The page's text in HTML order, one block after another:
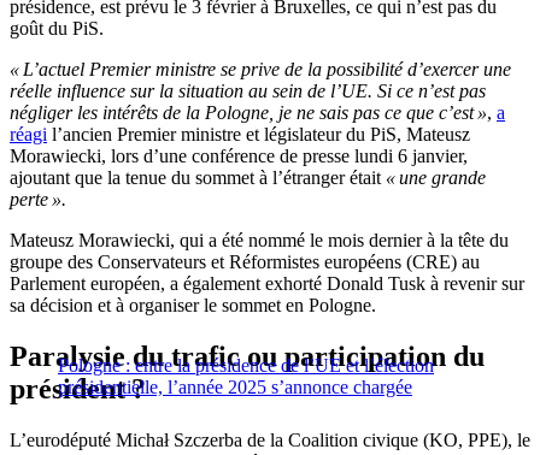
présidence, est prévu le 3 février à Bruxelles, ce qui n’est pas du
goût du PiS.
« L’actuel Premier ministre se prive de la possibilité d’exercer une
réelle influence sur la situation au sein de l’UE. Si ce n’est pas
négliger les intérêts de la Pologne, je ne sais pas ce que c’est », a
réagi l’ancien Premier ministre et législateur du PiS, Mateusz
Morawiecki, lors d’une conférence de presse lundi 6 janvier,
ajoutant que la tenue du sommet à l’étranger était « une grande
perte ».
Mateusz Morawiecki, qui a été nommé le mois dernier à la tête du
groupe des Conservateurs et Réformistes européens (CRE) au
Parlement européen, a également exhorté Donald Tusk à revenir sur
sa décision et à organiser le sommet en Pologne.
Pologne : entre la présidence de l’UE et l’élection
présidentielle, l’année 2025 s’annonce chargée
Paralysie du trafic ou participation du
président ?
L’eurodéputé Michał Szczerba de la Coalition civique (KO, PPE), le